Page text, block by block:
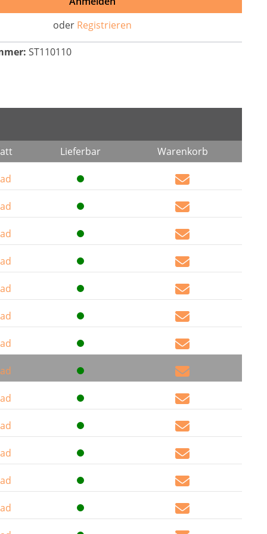
oder Registrieren
ST110110
Lieferbar Warenkorb